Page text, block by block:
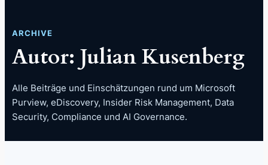
ARCHIVE
Autor: Julian Kusenberg
Alle Beiträge und Einschätzungen rund um Microsoft
Purview, eDiscovery, Insider Risk Management, Data
Security, Compliance und AI Governance.